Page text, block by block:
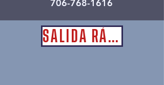
706-768-1616